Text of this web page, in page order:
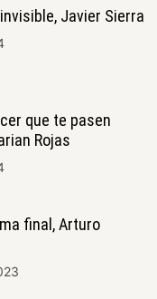
Javier Sierra
que te pasen
Rojas
final, Arturo